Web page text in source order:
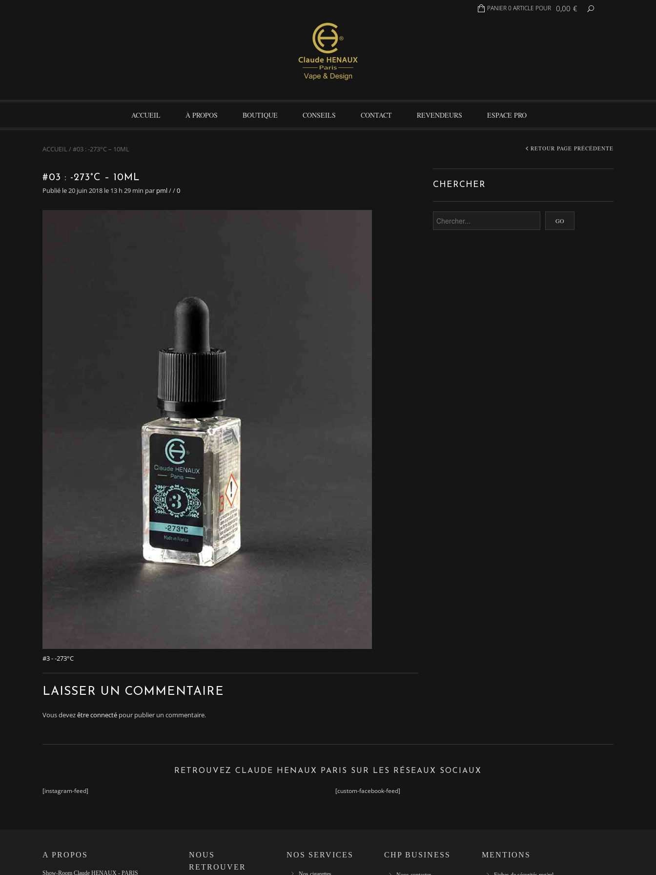
PANIER 0 ARTICLE POUR 0,00 €
ACCUEIL À PROPOS BOUTIQUE CONSEILS CONTACT REVENDEURS ESPACE PRO
ACCUEIL/#03 : -273°C – 10ML RETOUR PAGE PRÉCÉDENTE
#03 : -273°C – 10ML
Publié le 20 juin 2018 le 13 h 29 min par pml//0
#3 - -273°C
LAISSER UN COMMENTAIRE
Vous devezêtre connecté pour publier un commentaire.
CHERCHER
RETROUVEZ CLAUDE HENAUX PARIS SUR LES RÉSEAUX SOCIAUX
[instagram-feed] [custom-facebook-feed]
A PROPOS
Show-Room Claude HENAUX - PARIS
NOUS
RETROUVER
NOS SERVICES CHP BUSINESS MENTIONS